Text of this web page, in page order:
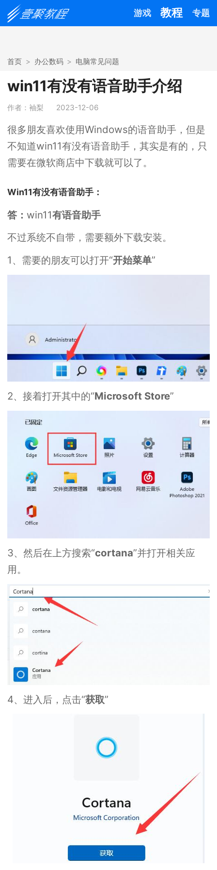
游戏 教程 专题
首页 办公数码 电脑常见问题
win11有没有语音助手介绍
作者：袖梨 2023-12-06
很多朋友喜欢使用Windows的语音助手，但是
不知道win11有没有语音助手，其实是有的，只
需要在微软商店中下载就可以了。
Win11有没有语音助手：
答： win11有语音助手
不过系统不自带，需要额外下载安装。
1、需要的朋友可以打开“开始菜单”
2、接着打开其中的“Microsoft Store”
3、然后在上方搜索“cortana”并打开相关应
用。
4、进入后，点击“获取”